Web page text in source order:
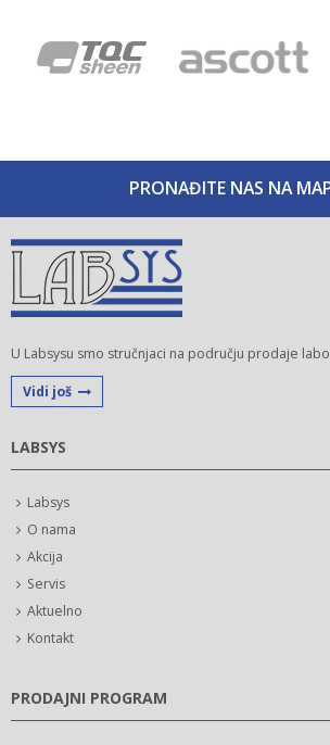
PRONAĐITE NAS NA
U Labsysu smo stručnjaci na području prodaje
Vidi još
LABSYS
Labsys
O nama
Akcija
Servis
Aktuelno
Kontakt
PRODAJNI PROGRAM